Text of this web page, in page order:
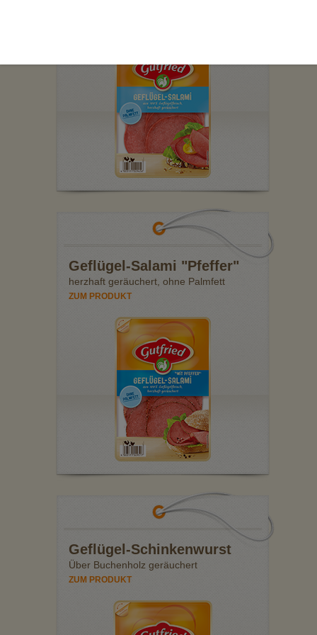
Geflügel-Salami "Pfeffer"
herzhaft geräuchert, ohne Palmfett
ZUM PRODUKT
Geflügel-Schinkenwurst
Über Buchenholz geräuchert
ZUM PRODUKT